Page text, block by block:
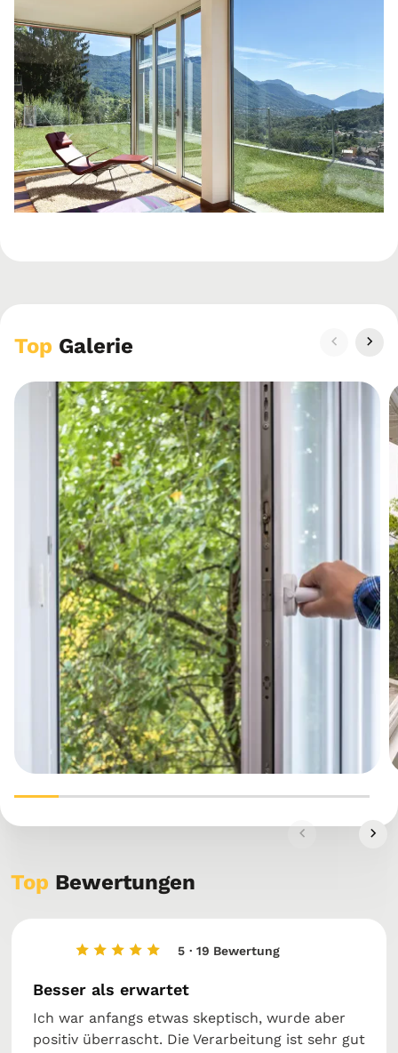
Top Galerie
Top Bewertungen
5 · 19 Bewertung
Besser als erwartet
Ich war anfangs etwas skeptisch, wurde aber
positiv überrascht. Die Verarbeitung ist sehr gut